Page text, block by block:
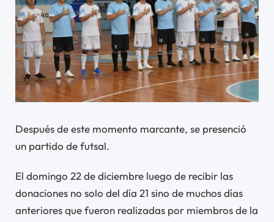
Después de este momento marcante, se presenció
un partido de futsal.
El domingo 22 de diciembre luego de recibir las
donaciones no solo del día 21 sino de muchos días
anteriores que fueron realizadas por miembros de la